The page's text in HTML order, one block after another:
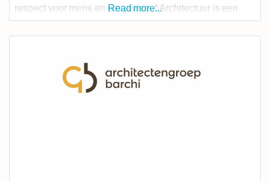
respect voor mens en omgeving. * Architectuur is een
recht en moet er zijn voor iedereen. Zowel
budgetvriendelijke projecten als high-end realisaties
Read more...